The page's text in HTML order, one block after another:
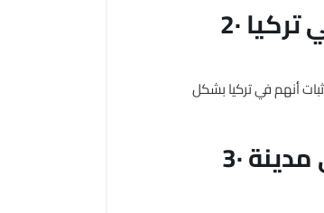
2· هل يجب أن يكون الزوجان مقيمين في تركيا
أنهم في تركيا بشكل
3· هل يمكن إجراء الزواج المدني في أي مدينة